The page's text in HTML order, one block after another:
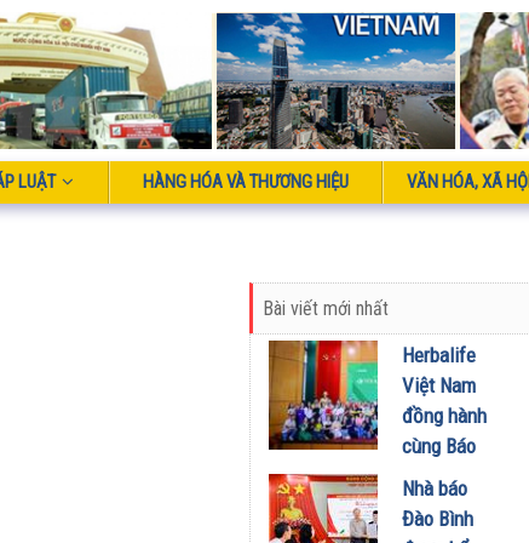
LUẬT HÀNG HÓA VÀ THƯƠNG HIỆU VĂN HÓA, XÃ HỘI
Bài viết mới nhất
Herbalife
Việt Nam
đồng hành
cùng Báo
Sức khỏe
và Đời
sống tổ
Nhà báo
Đào Bình